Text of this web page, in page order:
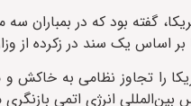
گفته بود که در بمباران
اساس یک سند در ز‌کرده از
را تجاوز نظامی به خاکش
انرژی اتمی